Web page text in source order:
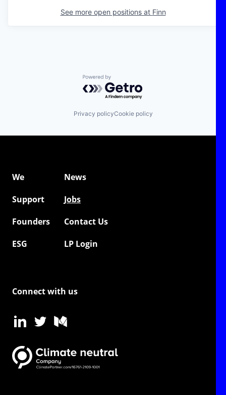
See more open positions at Finn
Powered by Getro.com
Privacy policyCookie policy
We
News
Support
Jobs
Founders
Contact Us
ESG
LP Login
Connect with us